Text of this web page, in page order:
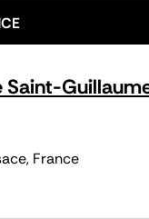
Saint-
France